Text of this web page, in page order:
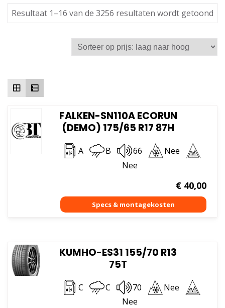
Resultaat 1–16 van de 3256 resultaten wordt getoond
op
FALKEN-SN110A ECORUN
(DEMO) 175/65 R17 87H
A B 66
Nee
Nee
€40,00
KUMHO-ES31 155/70 R13
75T
C C 70
Nee
Nee